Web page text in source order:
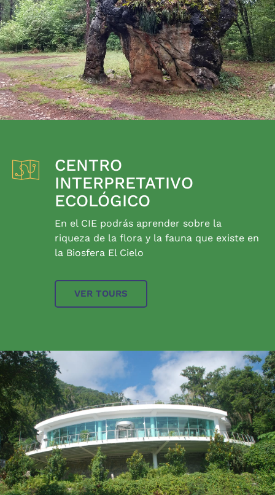
CENTRO
INTERPRETATIVO
ECOLÓGICO
En el CIE podrás aprender sobre la
riqueza de la flora y la fauna que existe en
la Biosfera El Cielo
VER TOURS